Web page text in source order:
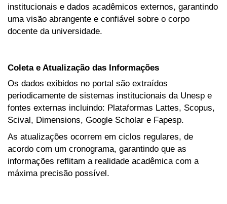
institucionais e dados acadêmicos externos, garantindo
uma visão abrangente e confiável sobre o corpo
docente da universidade.
Coleta e Atualização das Informações
Os dados exibidos no portal são extraídos
periodicamente de sistemas institucionais da Unesp e
fontes externas incluindo: Plataformas Lattes, Scopus,
Scival, Dimensions, Google Scholar e Fapesp.
As atualizações ocorrem em ciclos regulares, de
acordo com um cronograma, garantindo que as
informações reflitam a realidade acadêmica com a
máxima precisão possível.